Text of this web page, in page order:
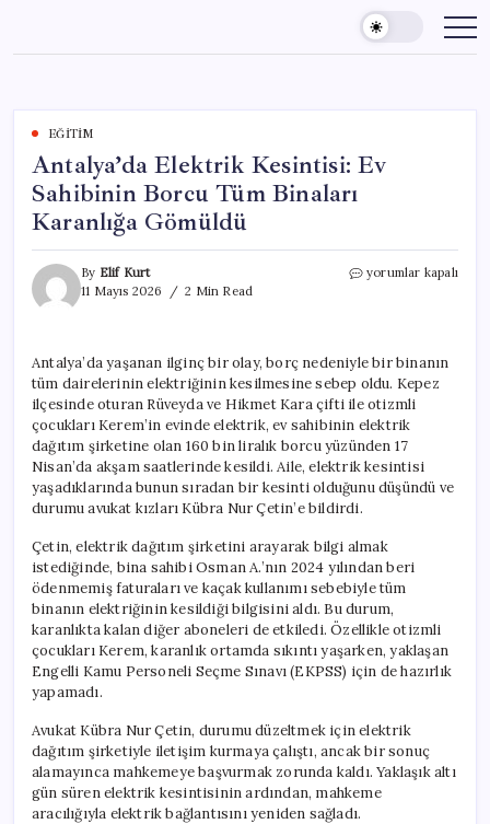
content
EĞITIM
Antalya’da Elektrik Kesintisi: Ev
Sahibinin Borcu Tüm Binaları
Karanlığa Gömüldü
By Elif Kurt
11 Mayıs 2026
2 Min Read
Antalya’da
Borcu
Tüm
Binaları
Karanlığa
Gömüldü
için
yorumlar kapalı
Antalya’da yaşanan ilginç bir olay, borç nedeniyle bir binanın
tüm dairelerinin elektriğinin kesilmesine sebep oldu. Kepez
ilçesinde oturan Rüveyda ve Hikmet Kara çifti ile otizmli
çocukları Kerem’in evinde elektrik, ev sahibinin elektrik
dağıtım şirketine olan 160 bin liralık borcu yüzünden 17
Nisan’da akşam saatlerinde kesildi. Aile, elektrik kesintisi
yaşadıklarında bunun sıradan bir kesinti olduğunu düşündü ve
durumu avukat kızları Kübra Nur Çetin’e bildirdi.
Çetin, elektrik dağıtım şirketini arayarak bilgi almak
istediğinde, bina sahibi Osman A.’nın 2024 yılından beri
ödenmemiş faturaları ve kaçak kullanımı sebebiyle tüm
binanın elektriğinin kesildiği bilgisini aldı. Bu durum,
karanlıkta kalan diğer aboneleri de etkiledi. Özellikle otizmli
çocukları Kerem, karanlık ortamda sıkıntı yaşarken, yaklaşan
Engelli Kamu Personeli Seçme Sınavı (EKPSS) için de hazırlık
yapamadı.
Avukat Kübra Nur Çetin, durumu düzeltmek için elektrik
dağıtım şirketiyle iletişim kurmaya çalıştı, ancak bir sonuç
alamayınca mahkemeye başvurmak zorunda kaldı. Yaklaşık altı
gün süren elektrik kesintisinin ardından, mahkeme
aracılığıyla elektrik bağlantısını yeniden sağladı.